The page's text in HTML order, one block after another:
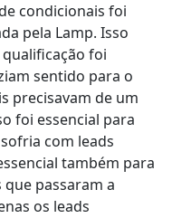
condicionais foi
pela Lamp. Isso
foi
sentido para o
precisavam de um
foi essencial para
com leads
também para
passaram a
os leads